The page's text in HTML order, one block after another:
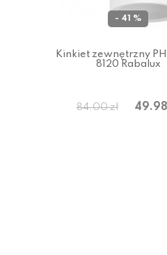
- 41 %
Kinkiet zewnętrzny
8120 Rabalux
84.00 zł 49.98